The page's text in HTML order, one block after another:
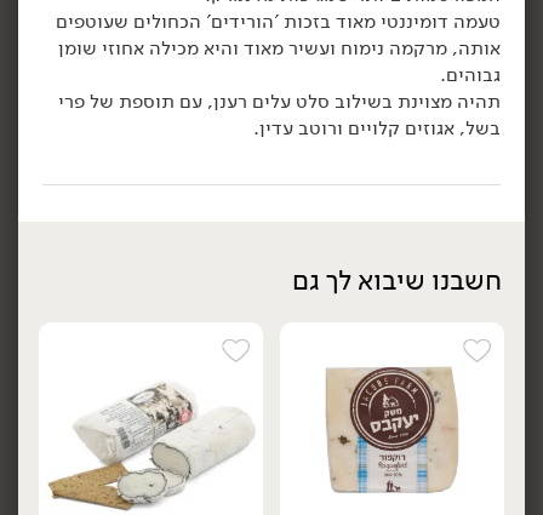
יח׳ יח׳
גבינת קממבר חרמון אגוזים
19% - 'משק שוורץ'
200 גרם
21.45 ₪ ל-100 גרם
יח׳
גבינת קממבר עם אוכמניות
כחולות 'יהונתן' 19% -
'משק שוורץ'
21.45 ₪ ל-100 גרם
יח׳
42.90
₪/ יח׳
גבינת קממבר תאנים 19%
'משק שוורץ'
200 גרם
42.90
₪/ יח׳
גבינת קממבר חרמון כתום
19%
'משק שוורץ'
200 גרם
טעמה דומיננטי מאוד בזכות 'הורידים' הכחולים שעוטפים
אותה, מרקמה נימוח ועשיר מאוד והיא מכילה אחוזי שומן
גבוהים.
תהיה מצוינת בשילוב סלט עלים רענן, עם תוספת של פרי
בשל, אגוזים קלויים ורוטב עדין.
חשבנו שיבוא לך גם